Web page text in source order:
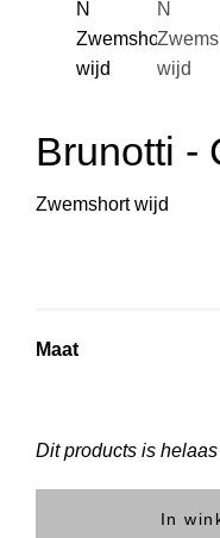
Brunotti -
Zwemshort wijd
Maat
Dit products is
In